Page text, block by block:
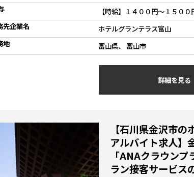
【時給】１４００円～１５００
先企業名
ホテルグランテラス富山
地
富山県、 富山市
詳細を見る
【石川県金沢市
アルバイト求人】
「ANAクラウン
ラン接客サービス